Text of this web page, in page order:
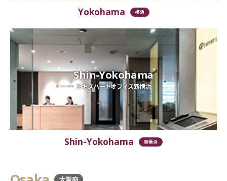
Yokohama 横浜
Shin-Yokohama
エキスパートオフィス新横浜
Shin-Yokohama 新横浜